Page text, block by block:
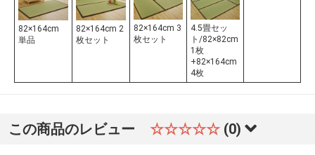
82×164cm
単品
82×164cm 2
枚セット
82×164cm 3
枚セット
4.5畳セッ
ト/82×82cm
1枚
+82×164cm
4枚
この商品のレビュー ☆☆☆☆☆ (0)